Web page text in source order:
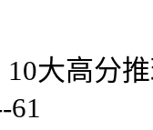
大高分